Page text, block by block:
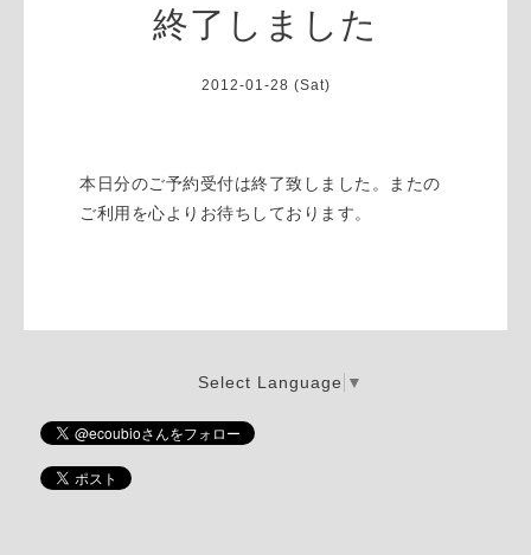
終了しました
2012-01-28 (Sat)
本日分のご予約受付は終了致しました。またの
ご利用を心よりお待ちしております。
Select Language ▼